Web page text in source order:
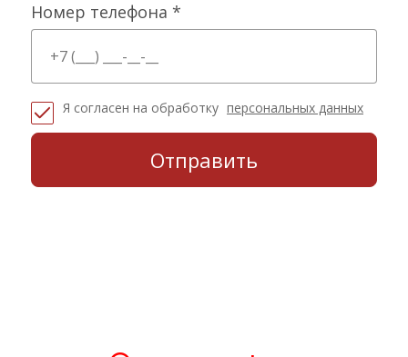
Номер телефона *
Я согласен на обработку персональных данных